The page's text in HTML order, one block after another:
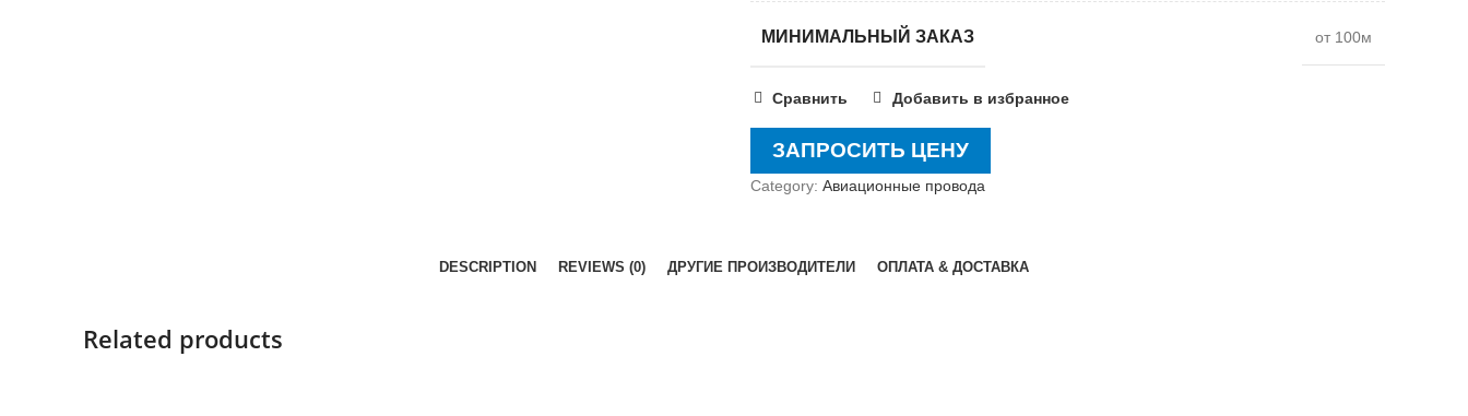
МИНИМАЛЬНЫЙ ЗАКАЗ от 100м
Сравнить Добавить в избранное
ЗАПРОСИТЬ ЦЕНУ
Category: Авиационные провода
DESCRIPTION REVIEWS (0) ДРУГИЕ ПРОИЗВОДИТЕЛИ ОПЛАТА & ДОСТАВКА
Related products